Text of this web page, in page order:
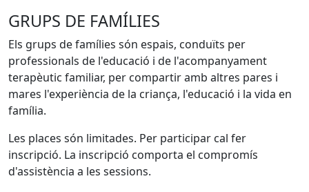
GRUPS DE FAMÍLIES
Els grups de famílies són espais, conduïts per
professionals de l'educació i de l'acompanyament
terapèutic familiar, per compartir amb altres pares i
mares l'experiència de la criança, l'educació i la vida en
família.
Les places són limitades. Per participar cal fer
inscripció. La inscripció comporta el compromís
d'assistència a les sessions.